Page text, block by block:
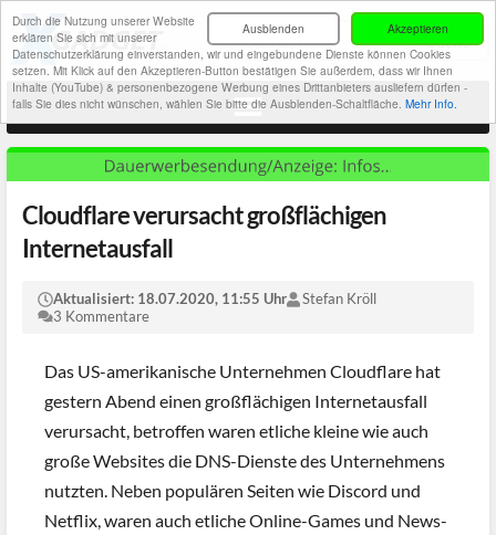
Akzeptieren
Ausblenden
Durch die Nutzung unserer Website
erklären Sie sich mit unserer
Datenschutzerklärung einverstanden, wir und eingebundene Dienste können Cookies
setzen. Mit Klick auf den Akzeptieren-Button bestätigen Sie außerdem, dass wir Ihnen
Inhalte (YouTube) & personenbezogene Werbung eines Drittanbieters ausliefern dürfen -
falls Sie dies nicht wünschen, wählen Sie bitte die Ausblenden-Schaltfläche. Mehr Info.
Cloudflare verursacht großflächigen
Internetausfall
Aktualisiert: 18.07.2020, 11:55 Uhr
Stefan Kröll
3 Kommentare
Das US-amerikanische Unternehmen Cloudflare hat
gestern Abend einen großflächigen Internetausfall
verursacht, betroffen waren etliche kleine wie auch
große Websites die DNS-Dienste des Unternehmens
nutzten. Neben populären Seiten wie Discord und
Netflix, waren auch etliche Online-Games und News-